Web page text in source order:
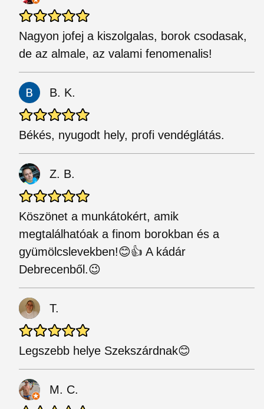
Nagyon jofej a kiszolgalas, borok csodasak,
de az almale, az valami fenomenalis!
B. K.
Békés, nyugodt hely, profi vendéglátás.
Z. B.
Köszönet a munkátokért, amik
megtalálhatóak a finom borokban és a
gyümölcslevekben!😊👍 A kádár
Debrecenből.😉
T.
Legszebb helye Szekszárdnak😊
M. C.